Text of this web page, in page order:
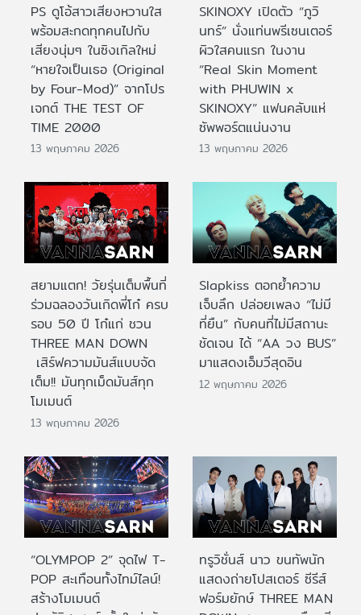
PS ดูโอ้สาวเสียงหวานใส
พร้อมสะกดทุกคนไปกับ
เสียงนุ่มๆ ในซิงเกิลใหม่
“หายใจเป็นเธอ (Original
by Four-Mod)” จากโปร
เจกต์ THE TEST OF
TIME 2000
13 พฤษภาคม 2026
SKINOXY เปิดตัว “ภูวิ
นทร์” นั่งแท่นพรีเซนเตอร์
ผิวใสคนแรก ในงาน
“Real Skin Moment
with PHUWIN x
SKINOXY” แฟนคลับแห่
ซัพพอร์ตแน่นงาน
13 พฤษภาคม 2026
สยามแตก! วัยรุ่นเต็มพื้นที่
ร่วมฉลองวันเกิดพี่โก๋ ครบ
รอบ 50 ปี โก๋แก่ ชวน
THREE MAN DOWN
เสิร์ฟความมันส์แบบจัด
เต็ม!! มันทุกเม็ดมันส์ทุก
โมเมนต์
13 พฤษภาคม 2026
Slapkiss ตอกย้ำความ
เจ็บลึก ปล่อยเพลง “ไม่มี
ที่ยืน” กับคนที่ไม่มีสถานะ
ชัดเจน ได้ “AA วง BUS”
มาแสดงเอ็มวีสุดอิน
12 พฤษภาคม 2026
“OLYMPOP 2” จุดไฟ T-
POP สะเทือนทั้งไทม์ไลน์!
สร้างโมเมนต์
ทรูวิชั่นส์ นาว ขนทัพนัก
แสดงถ่ายโปสเตอร์ ซีรีส์
ฟอร์มยักษ์ THREE MAN